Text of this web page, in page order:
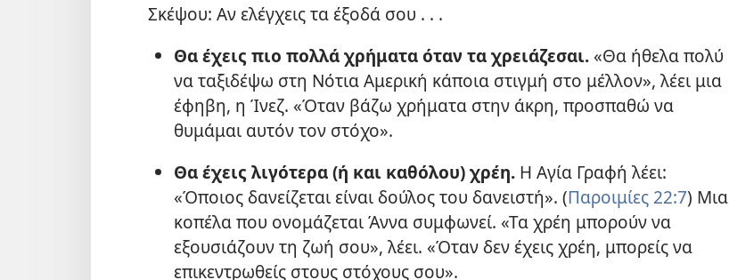
Σκέψου: Αν ελέγχεις τα έξοδά σου . . .
Θα έχεις πιο πολλά χρήματα όταν τα χρειάζεσαι.«Θα ήθελα πολύ
να ταξιδέψω στη Νότια Αμερική κάποια στιγμή στο μέλλον», λέει μια
έφηβη, η Ίνεζ. «Όταν βάζω χρήματα στην άκρη, προσπαθώ να
θυμάμαι αυτόν τον στόχο».
Θα έχεις λιγότερα (ή και καθόλου) χρέη.Η Αγία Γραφή λέει:
«Όποιος δανείζεται είναι δούλος του δανειστή». (Παροιμίες 22:7) Μια
κοπέλα που ονομάζεται Άννα συμφωνεί. «Τα χρέη μπορούν να
εξουσιάζουν τη ζωή σου», λέει. «Όταν δεν έχεις χρέη, μπορείς να
επικεντρωθείς στους στόχους σου».